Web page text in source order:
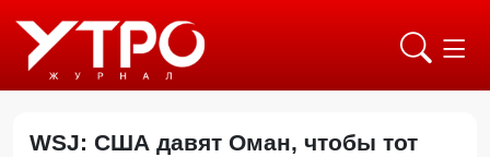
WSJ: США давят Оман, чтобы тот